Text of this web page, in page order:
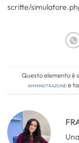
scritte/
Questo elemento è
amministrazionee